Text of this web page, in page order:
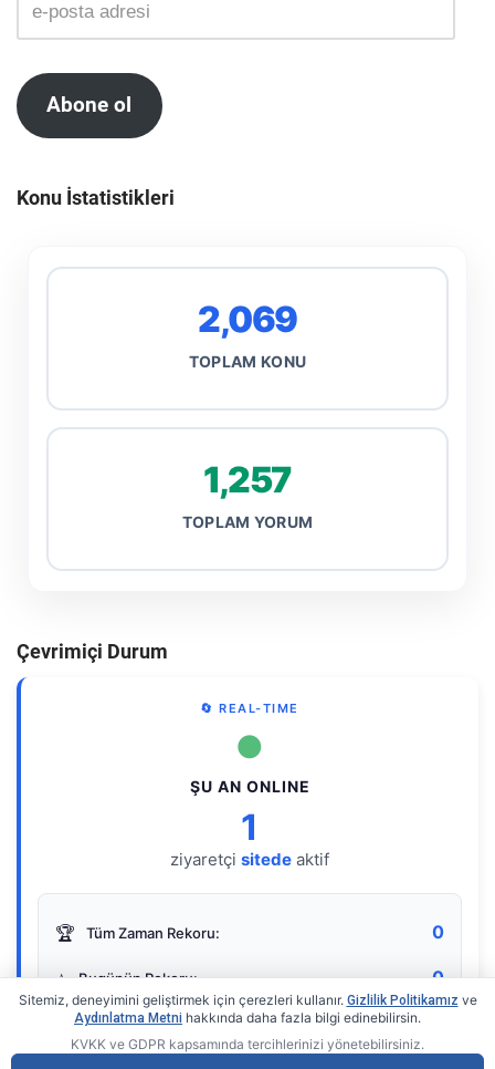
Abone ol
Konu İstatistikleri
2,069
TOPLAM KONU
1,257
TOPLAM YORUM
Çevrimiçi Durum
🔄 REAL-TIME
●
ŞU AN ONLINE
1
ziyaretçi sitede aktif
🏆 Tüm Zaman Rekoru: 0
⭐ Bugünün Rekoru: 0
Sitemiz, deneyimini geliştirmek için çerezleri kullanır. Gizlilik Politikamız ve
Aydınlatma Metni hakkında daha fazla bilgi edinebilirsin.
KVKK ve GDPR kapsamında tercihlerinizi yönetebilirsiniz.